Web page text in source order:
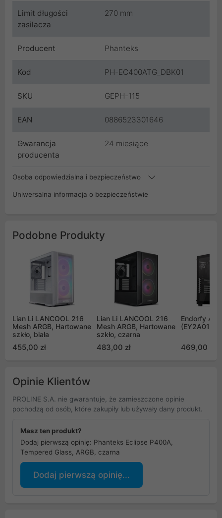
Limit długości
zasilacza
270 mm
Producent Phanteks
Kod PH-EC400ATG_DBK01
SKU GEPH-115
EAN 0886523301646
Gwarancja
producenta
24 miesiące
Osoba odpowiedzialna i bezpieczeństwo
Uniwersalna informacja o bezpieczeństwie
Podobne Produkty
Lian Li LANCOOL 216
Mesh ARGB, Hartowane
szkło, biała
455,00 zł
Lian Li LANCOOL 216
Mesh ARGB, Hartowane
szkło, czarna
483,00 zł
Endorfy
(EY2A010)
469,00 zł
Opinie Klientów
PROLINE S.A. nie gwarantuje, że zamieszczone opinie
pochodzą od osób, które zakupiły lub używały dany produkt.
Masz ten produkt?
Dodaj pierwszą opinię: Phanteks Eclipse P400A,
Tempered Glass, ARGB, czarna
Dodaj pierwszą opinię...